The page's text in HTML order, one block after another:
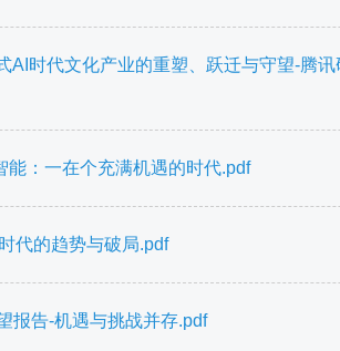
AI时代文化产业的重塑、跃迁与守望-腾讯
能：一在个充满机遇的时代.pdf
代的趋势与破局.pdf
报告-机遇与挑战并存.pdf